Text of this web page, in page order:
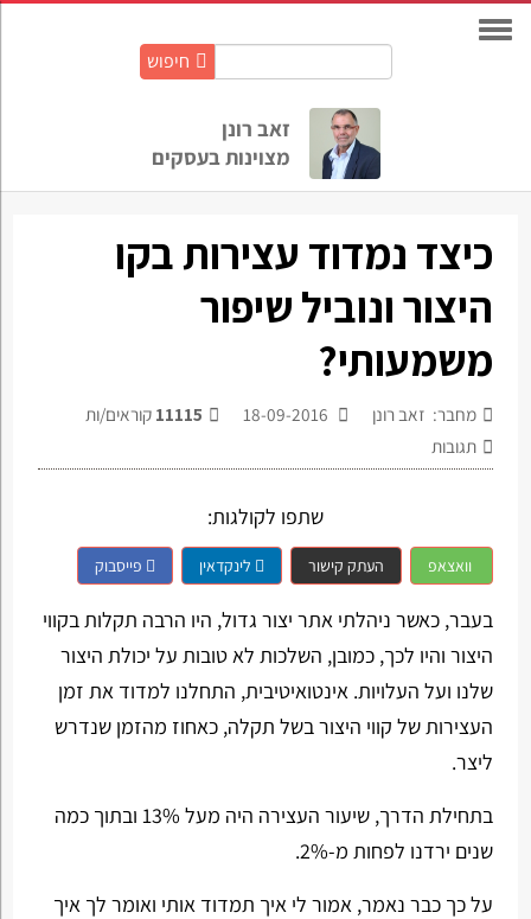
חיפוש
זאב רונן
מצוינות בעסקים
כיצד נמדוד עצירות בקו
היצור ונוביל שיפור
משמעותי?
מחבר: זאב רונן 11115 קוראים/ות
תגובות
שתפו לקולגות:
וואצאפ העתק קישור לינקדאין פייסבוק
בעבר, כאשר ניהלתי אתר יצור גדול, היו הרבה תקלות בקווי
היצור והיו לכך, כמובן, השלכות לא טובות על יכולת היצור
שלנו ועל העלויות. אינטואיטיבית, התחלנו למדוד את זמן
העצירות של קווי היצור בשל תקלה, כאחוז מהזמן שנדרש
ליצר.
בתחילת הדרך, שיעור העצירה היה מעל 13% ובתוך כמה
שנים ירדנו לפחות מ-2%.
על כך כבר נאמר, אמור לי איך תמדוד אותי ואומר לך איך